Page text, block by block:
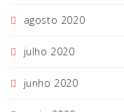
agosto 2020
julho 2020
junho 2020